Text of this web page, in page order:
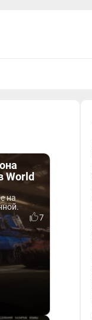
World
на
7